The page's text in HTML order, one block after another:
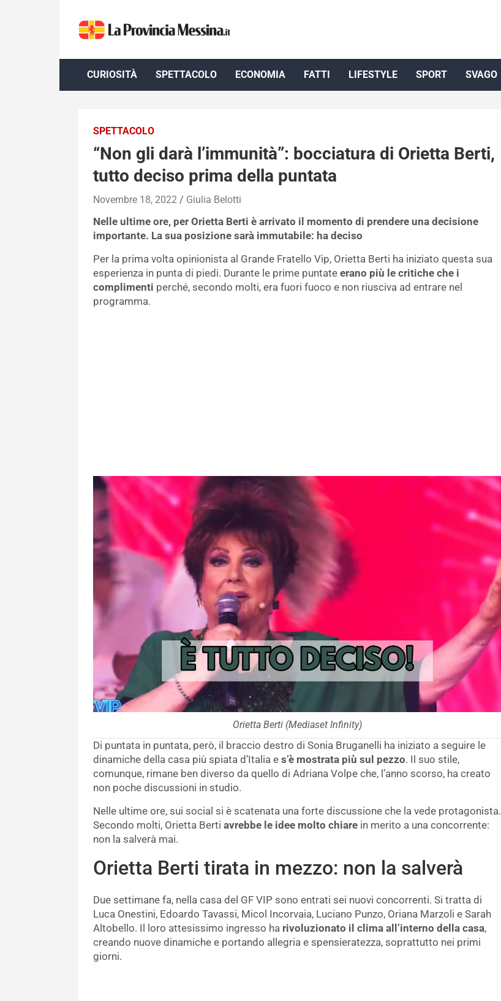
content
CURIOSITÀ SPETTACOLO ECONOMIA FATTI LIFESTYLE SPORT SVAGO
SPETTACOLO
“Non gli darà l’immunità”: bocciatura di Orietta Berti,
tutto deciso prima della puntata
Novembre 18, 2022 Giulia Belotti
Nelle ultime ore, per Orietta Berti è arrivato il momento di prendere una decisione
importante. La sua posizione sarà immutabile: ha deciso
Per la prima volta opinionista al Grande Fratello Vip, Orietta Berti ha iniziato questa sua
esperienza in punta di piedi. Durante le prime puntate erano più le critiche che i
complimenti perché, secondo molti, era fuori fuoco e non riusciva ad entrare nel
programma.
Orietta Berti (Mediaset Infinity)
Di puntata in puntata, però, il braccio destro di Sonia Bruganelli ha iniziato a seguire le
dinamiche della casa più spiata d’Italia e s’è mostrata più sul pezzo. Il suo stile,
comunque, rimane ben diverso da quello di Adriana Volpe che, l’anno scorso, ha creato
non poche discussioni in studio.
Nelle ultime ore, sui social si è scatenata una forte discussione che la vede protagonista.
Secondo molti, Orietta Berti avrebbe le idee molto chiare in merito a una concorrente:
non la salverà mai.
Orietta Berti tirata in mezzo: non la salverà
Due settimane fa, nella casa del GF VIP sono entrati sei nuovi concorrenti. Si tratta di
Luca Onestini, Edoardo Tavassi, Micol Incorvaia, Luciano Punzo, Oriana Marzoli e Sarah
Altobello. Il loro attesissimo ingresso ha rivoluzionato il clima all’interno della casa,
creando nuove dinamiche e portando allegria e spensieratezza, soprattutto nei primi
giorni.